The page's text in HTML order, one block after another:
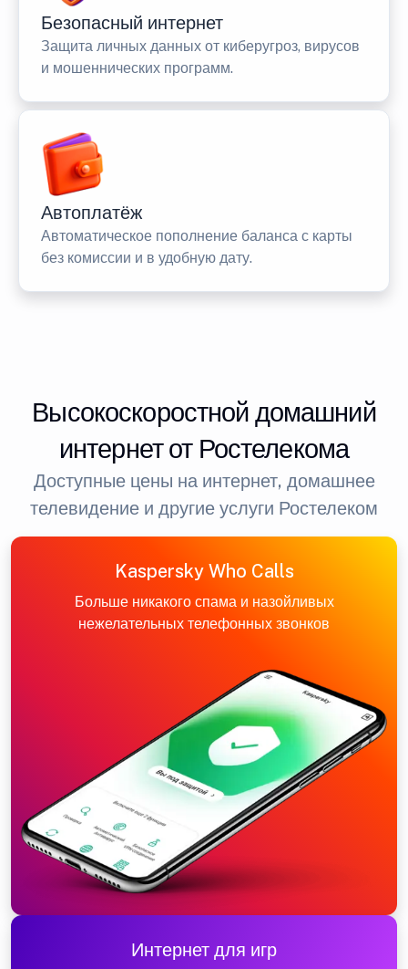
Безопасный интернет
Защита личных данных от киберугроз, вирусов
и мошеннических программ.
Автоплатёж
Автоматическое пополнение баланса с карты
без комиссии и в удобную дату.
Высокоскоростной домашний
интернет от Ростелекома
Доступные цены на интернет, домашнее
телевидение и другие услуги Ростелеком
Kaspersky Who Calls
Больше никакого спама и назойливых
нежелательных телефонных звонков
Интернет для игр